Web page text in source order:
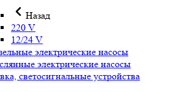
Назад
220 V
12/24 V
электрические насосы
электрические насосы
светосигнальные устройства